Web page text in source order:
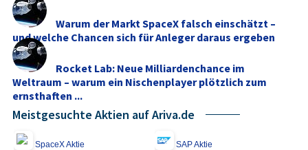
Warum der Markt SpaceX falsch einschätzt –
und welche Chancen sich für Anleger daraus ergeben
Rocket Lab: Neue Milliardenchance im
Weltraum – warum ein Nischenplayer plötzlich zum
ernsthaften ...
Meistgesuchte Aktien auf Ariva.de
SpaceX Aktie SAP Aktie